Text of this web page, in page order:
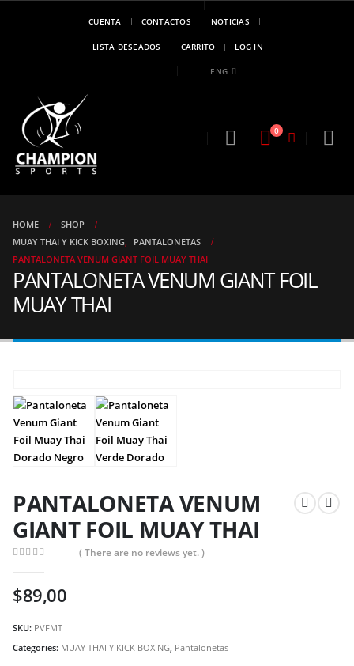
CUENTA CONTACTOS NOTICIAS
LISTA DESEADOS CARRITO LOG IN
ENG
0
HOME
SHOP
MUAY THAI Y KICK BOXING,
PANTALONETAS
PANTALONETA VENUM GIANT FOIL MUAY THAI
PANTALONETA VENUM GIANT FOIL
MUAY THAI
PANTALONETA VENUM
GIANT FOIL MUAY THAI
( There are no reviews yet. )
$89,00
SKU: PVFMT
Categories: MUAY THAI Y KICK BOXING, Pantalonetas